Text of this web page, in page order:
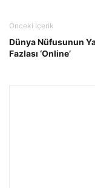
Önceki İçerik
Dünya Nüfusunun
Fazlası ‘Online’